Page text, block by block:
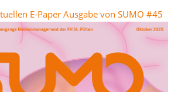
E-Paper Ausgabe von SUMO #45